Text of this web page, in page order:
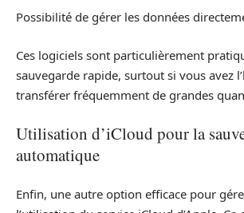
Possibilité de gérer les données
Ces logiciels sont particulièrement
sauvegarde rapide, surtout si vous avez
transférer fréquemment de grandes
Utilisation d’iCloud pour la
automatique
Enfin, une autre option efficace pour